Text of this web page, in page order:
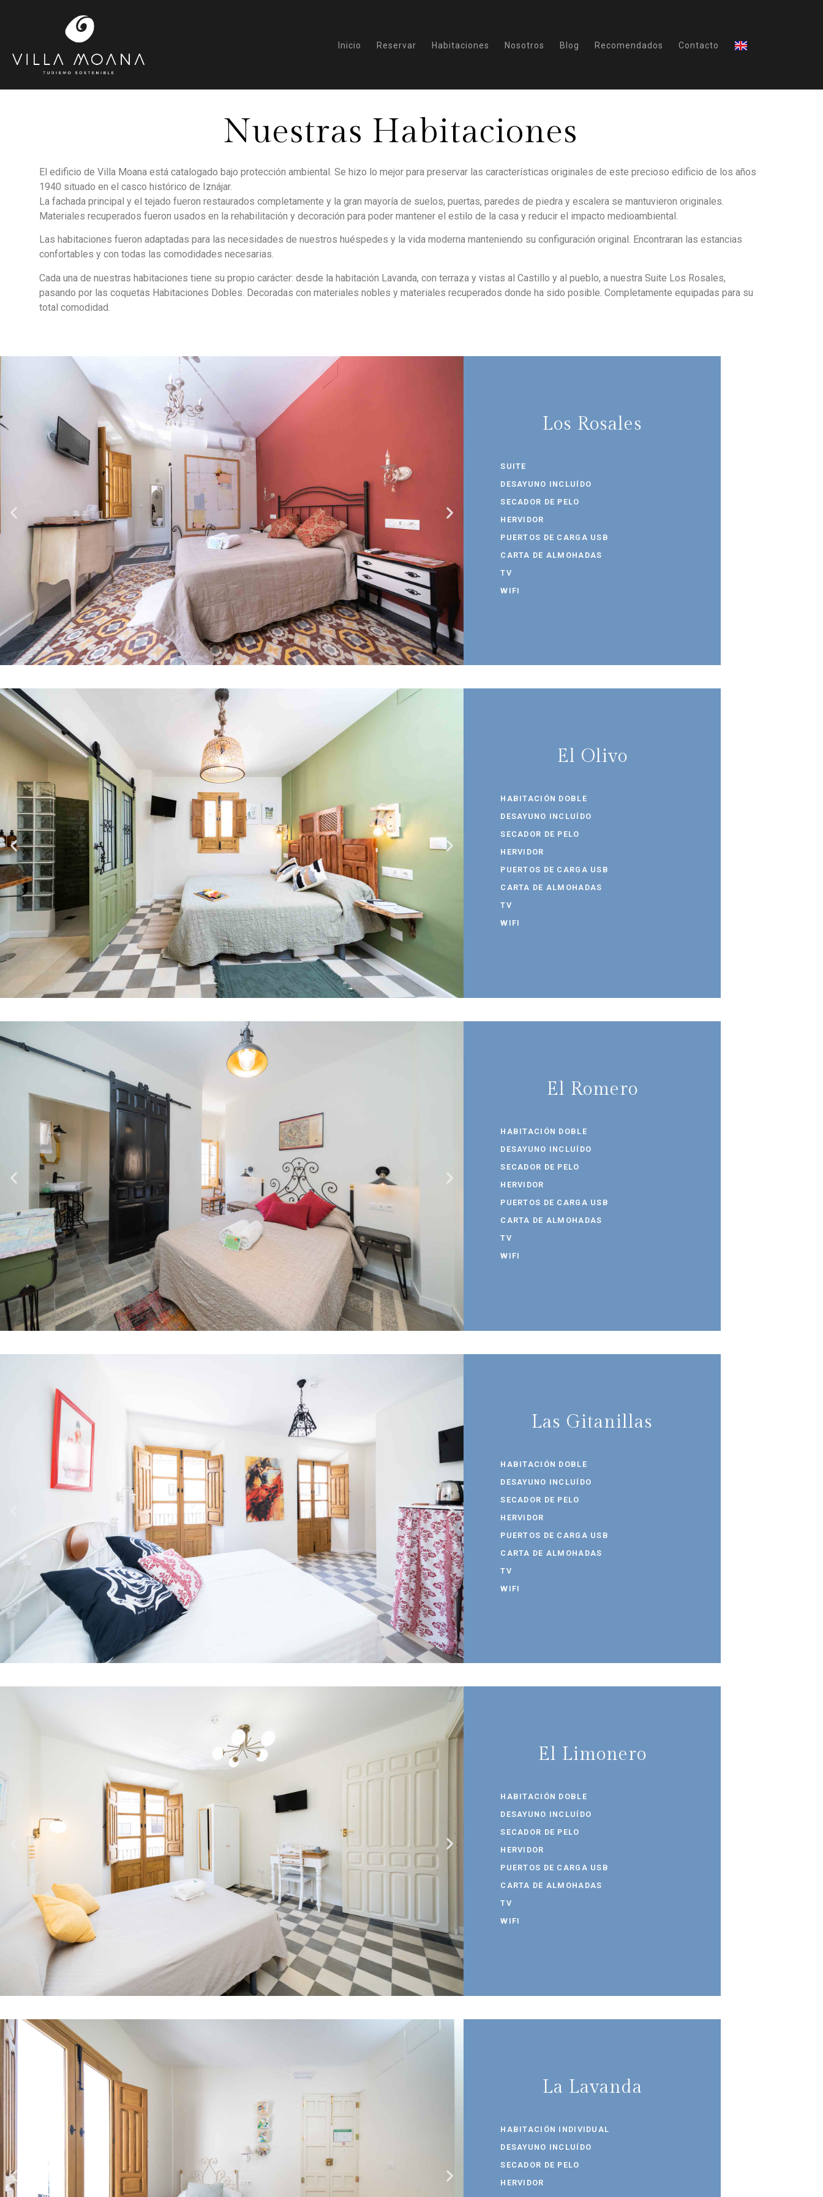
Inicio Reservar Habitaciones Nosotros Blog Recomendados Contacto
Nuestras Habitaciones
El edificio de Villa Moana está catalogado bajo protección ambiental. Se hizo lo mejor para preservar las características originales de este precioso edificio de los años
1940 situado en el casco histórico de Iznájar.
La fachada principal y el tejado fueron restaurados completamente y la gran mayoría de suelos, puertas, paredes de piedra y escalera se mantuvieron originales.
Materiales recuperados fueron usados en la rehabilitación y decoración para poder mantener el estilo de la casa y reducir el impacto medioambiental.
Las habitaciones fueron adaptadas para las necesidades de nuestros huéspedes y la vida moderna manteniendo su configuración original. Encontraran las estancias
confortables y con todas las comodidades necesarias.
Cada una de nuestras habitaciones tiene su propio carácter: desde la habitación Lavanda, con terraza y vistas al Castillo y al pueblo, a nuestra Suite Los Rosales,
pasando por las coquetas Habitaciones Dobles. Decoradas con materiales nobles y materiales recuperados donde ha sido posible. Completamente equipadas para su
total comodidad.
Los Rosales
SUITE
DESAYUNO INCLUÍDO
SECADOR DE PELO
HERVIDOR
PUERTOS DE CARGA USB
CARTA DE ALMOHADAS
TV
WIFI
El Olivo
HABITACIÓN DOBLE
DESAYUNO INCLUÍDO
SECADOR DE PELO
HERVIDOR
PUERTOS DE CARGA USB
CARTA DE ALMOHADAS
TV
WIFI
El Romero
HABITACIÓN DOBLE
DESAYUNO INCLUÍDO
SECADOR DE PELO
HERVIDOR
PUERTOS DE CARGA USB
CARTA DE ALMOHADAS
TV
WIFI
Las Gitanillas
HABITACIÓN DOBLE
DESAYUNO INCLUÍDO
SECADOR DE PELO
HERVIDOR
PUERTOS DE CARGA USB
CARTA DE ALMOHADAS
TV
WIFI
El Limonero
HABITACIÓN DOBLE
DESAYUNO INCLUÍDO
SECADOR DE PELO
HERVIDOR
PUERTOS DE CARGA USB
CARTA DE ALMOHADAS
TV
WIFI
La Lavanda
HABITACIÓN INDIVIDUAL
DESAYUNO INCLUÍDO
SECADOR DE PELO
HERVIDOR